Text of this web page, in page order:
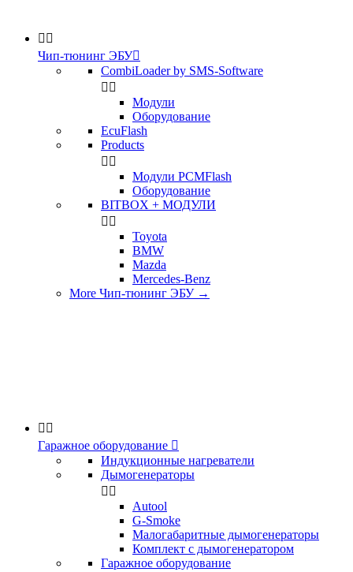
 
Чип-тюнинг ЭБУ
CombiLoader by SMS-Software
 
Модули
Оборудование
EcuFlash
Products
 
Модули PCMFlash
Оборудование
BITBOX + МОДУЛИ
 
Toyota
BMW
Mazda
Mercedes-Benz
More Чип-тюнинг ЭБУ →
 
Гаражное оборудование 
Индукционные нагреватели
Дымогенераторы
 
Аutool
G-Smoke
Малогабаритные дымогенераторы
Комплект с дымогенератором
Гаражное оборудование